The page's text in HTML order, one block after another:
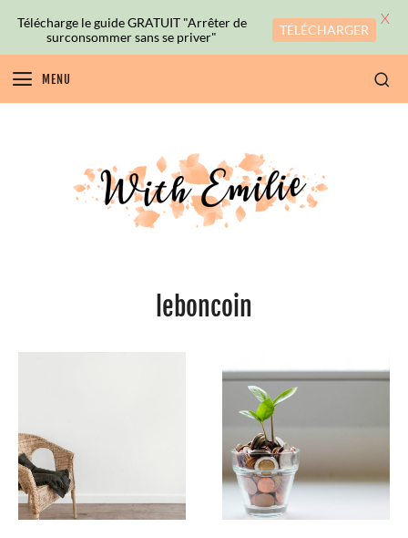
MENU
leboncoin
Télécharge le guide GRATUIT "Arrêter de
surconsommer sans se priver"
TÉLÉCHARGER
X